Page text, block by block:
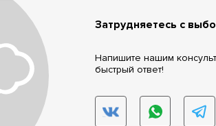
Затрудняетесь с
Напишите нашим
быстрый ответ!